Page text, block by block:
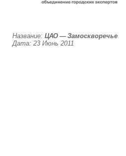
Название: ЦАО — Замоскворечье
Дата: 23 Июнь 2011